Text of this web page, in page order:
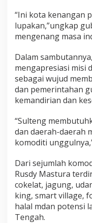
“Ini kota kenangan
lupakan,”ungkap
mengenang masa
Dalam
mengapresiasi misi
sebagai wujud
dan pemerintahan
kemandirian dan
“Sulteng
dan daerah-daerah
komoditi
Dari sejumlah
Rusdy Mastura
cokelat, jagung,
king, smart village,
halal mdan potensi
Tengah.